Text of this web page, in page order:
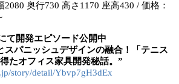
2080 奥行730 高さ1170 座高430 / 価格：
て開発エピソード公開中
スパニッシュデザインの融合！「テニス
たオフィス家具開発秘話。”
story/detail/Ybvp7gH3dEx